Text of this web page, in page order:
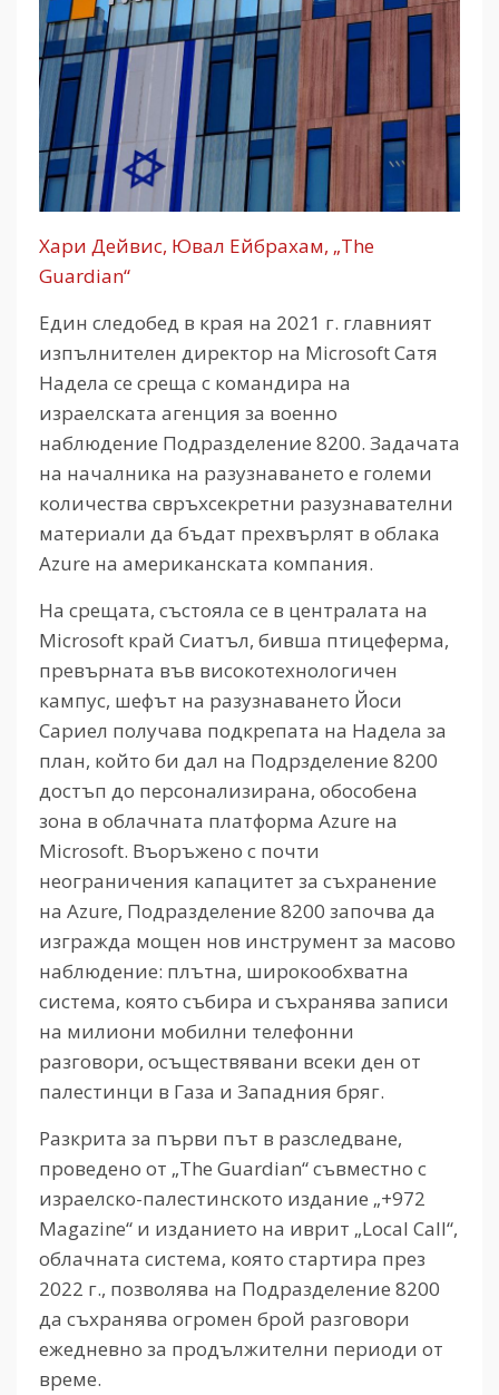
Хари Дейвис, Ювал Ейбрахам, „The
Guardian“
Един следобед в края на 2021 г. главният
изпълнителен директор на Microsoft Сатя
Надела се среща с командира на
израелската агенция за военно
наблюдение Подразделение 8200. Задачата
на началника на разузнаването е големи
количества свръхсекретни разузнавателни
материали да бъдат прехвърлят в облака
Azure на американската компания.
На срещата, състояла се в централата на
Microsoft край Сиатъл, бивша птицеферма,
превърната във високотехнологичен
кампус, шефът на разузнаването Йоси
Сариел получава подкрепата на Надела за
план, който би дал на Подрзделение 8200
достъп до персонализирана, обособена
зона в облачната платформа Azure на
Microsoft. Въоръжено с почти
неограничения капацитет за съхранение
на Azure, Подразделение 8200 започва да
изгражда мощен нов инструмент за масово
наблюдение: плътна, широкообхватна
система, която събира и съхранява записи
на милиони мобилни телефонни
разговори, осъществявани всеки ден от
палестинци в Газа и Западния бряг.
Разкрита за първи път в разследване,
проведено от „The Guardian“ съвместно с
израелско-палестинското издание „+972
Magazine“ и изданието на иврит „Local Call“,
облачната система, която стартира през
2022 г., позволява на Подразделение 8200
да съхранява огромен брой разговори
ежедневно за продължителни периоди от
време.